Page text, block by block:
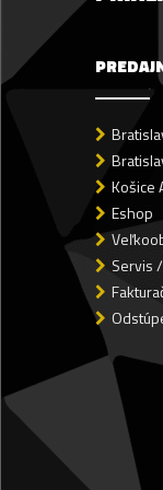
Košice
Eshop
Servis